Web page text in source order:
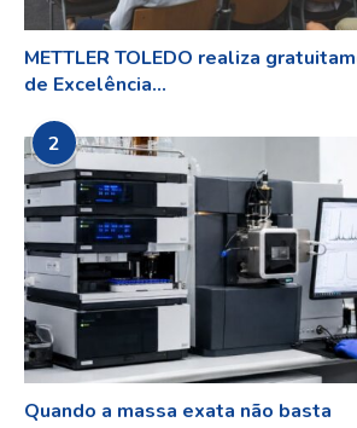
METTLER TOLEDO realiza
de Excelência...
2
Quando a massa exata não basta